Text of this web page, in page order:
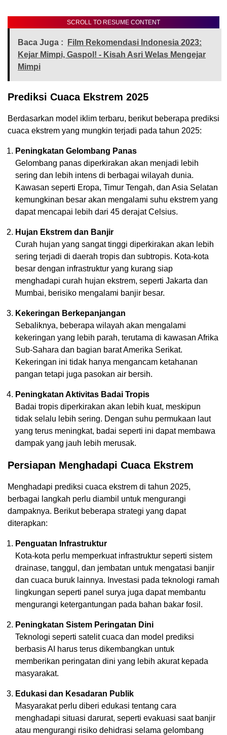
SCROLL TO RESUME CONTENT
Baca Juga :
Film Rekomendasi Indonesia 2023:
Kejar Mimpi, Gaspol! - Kisah Asri Welas Mengejar
Mimpi
Prediksi Cuaca Ekstrem 2025
Berdasarkan model iklim terbaru, berikut beberapa prediksi
cuaca ekstrem yang mungkin terjadi pada tahun 2025:
Peningkatan Gelombang Panas
Gelombang panas diperkirakan akan menjadi lebih
sering dan lebih intens di berbagai wilayah dunia.
Kawasan seperti Eropa, Timur Tengah, dan Asia Selatan
kemungkinan besar akan mengalami suhu ekstrem yang
dapat mencapai lebih dari 45 derajat Celsius.
Hujan Ekstrem dan Banjir
Curah hujan yang sangat tinggi diperkirakan akan lebih
sering terjadi di daerah tropis dan subtropis. Kota-kota
besar dengan infrastruktur yang kurang siap
menghadapi curah hujan ekstrem, seperti Jakarta dan
Mumbai, berisiko mengalami banjir besar.
Kekeringan Berkepanjangan
Sebaliknya, beberapa wilayah akan mengalami
kekeringan yang lebih parah, terutama di kawasan Afrika
Sub-Sahara dan bagian barat Amerika Serikat.
Kekeringan ini tidak hanya mengancam ketahanan
pangan tetapi juga pasokan air bersih.
Peningkatan Aktivitas Badai Tropis
Badai tropis diperkirakan akan lebih kuat, meskipun
tidak selalu lebih sering. Dengan suhu permukaan laut
yang terus meningkat, badai seperti ini dapat membawa
dampak yang jauh lebih merusak.
Persiapan Menghadapi Cuaca Ekstrem
Menghadapi prediksi cuaca ekstrem di tahun 2025,
berbagai langkah perlu diambil untuk mengurangi
dampaknya. Berikut beberapa strategi yang dapat
diterapkan:
Penguatan Infrastruktur
Kota-kota perlu memperkuat infrastruktur seperti sistem
drainase, tanggul, dan jembatan untuk mengatasi banjir
dan cuaca buruk lainnya. Investasi pada teknologi ramah
lingkungan seperti panel surya juga dapat membantu
mengurangi ketergantungan pada bahan bakar fosil.
Peningkatan Sistem Peringatan Dini
Teknologi seperti satelit cuaca dan model prediksi
berbasis AI harus terus dikembangkan untuk
memberikan peringatan dini yang lebih akurat kepada
masyarakat.
Edukasi dan Kesadaran Publik
Masyarakat perlu diberi edukasi tentang cara
menghadapi situasi darurat, seperti evakuasi saat banjir
atau mengurangi risiko dehidrasi selama gelombang